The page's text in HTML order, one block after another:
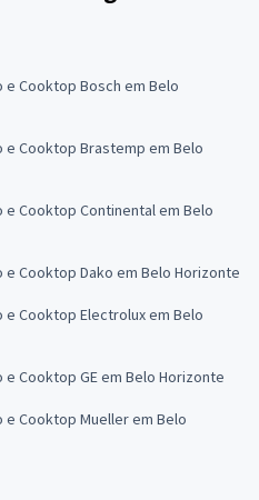
e Cooktop Bosch em Belo
e Cooktop Brastemp em Belo
Cooktop Continental em Belo
Cooktop Dako em Belo Horizonte
e Cooktop Electrolux em Belo
Cooktop GE em Belo Horizonte
e Cooktop Mueller em Belo